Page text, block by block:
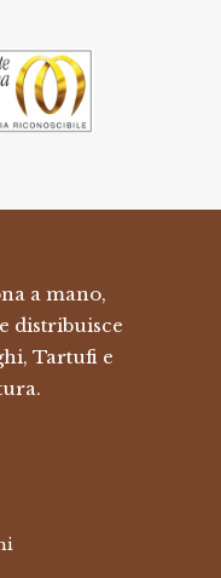
a mano,
distribuisce
Tartufi e